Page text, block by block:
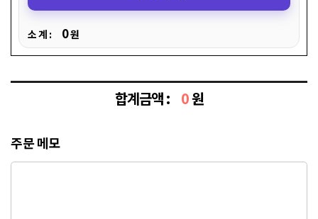
소 계 : 0원
합계금액 : 0원
주문 메모